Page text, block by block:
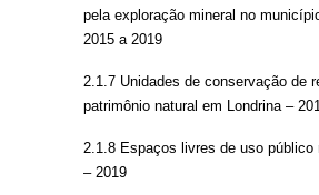
pela exploração mineral no
2015 a 2019
2.1.7 Unidades de conservação de
patrimônio natural em Londrina –
2.1.8 Espaços livres de uso público
– 2019